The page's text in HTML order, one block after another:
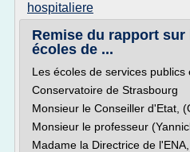
hospitaliere
Remise du rapport
écoles de ...
Les écoles de services publics
Conservatoire de Strasbourg
Monsieur le Conseiller d'Etat,
Monsieur le professeur
Madame la Directrice de